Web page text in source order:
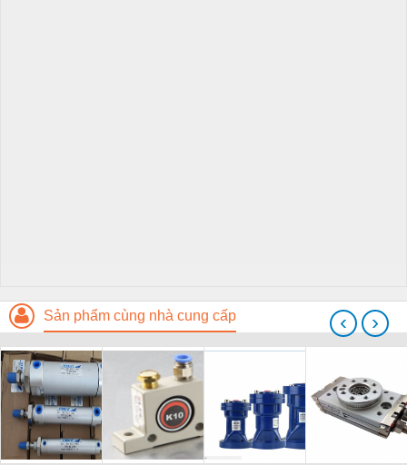
Sản phẩm cùng nhà cung cấp ‹ ›